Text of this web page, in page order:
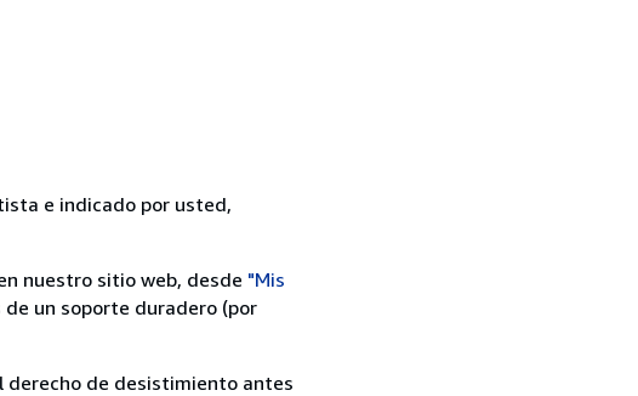
e indicado por usted,
nuestro sitio web, desde "Mis
un soporte duradero (por
derecho de desistimiento antes